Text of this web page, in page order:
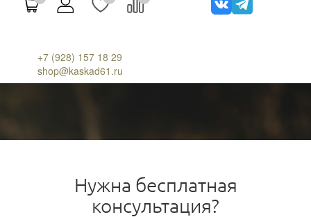
+7 (928) 157 18 29
shop@kaskad61.ru
Нужна бесплатная
консультация?